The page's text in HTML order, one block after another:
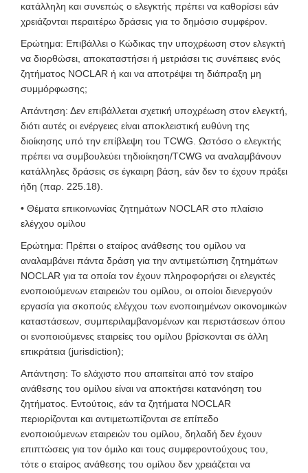
κατάλληλη και συνεπώς ο ελεγκτής πρέπει να καθορίσει εάν
χρειάζονται περαιτέρω δράσεις για το δημόσιο συμφέρον.
Ερώτημα: Επιβάλλει ο Κώδικας την υποχρέωση στον ελεγκτή
να διορθώσει, αποκαταστήσει ή μετριάσει τις συνέπειες ενός
ζητήματος NOCLAR ή και να αποτρέψει τη διάπραξη μη
συμμόρφωσης;
Απάντηση: Δεν επιβάλλεται σχετική υποχρέωση στον ελεγκτή,
διότι αυτές οι ενέργειες είναι αποκλειστική ευθύνη της
διοίκησης υπό την επίβλεψη του TCWG. Ωστόσο ο ελεγκτής
πρέπει να συμβουλεύει τηδιοίκηση/TCWG να αναλαμβάνουν
κατάλληλες δράσεις σε έγκαιρη βάση, εάν δεν το έχουν πράξει
ήδη (παρ. 225.18).
• Θέματα επικοινωνίας ζητημάτων NOCLAR στο πλαίσιο
ελέγχου ομίλου
Ερώτημα: Πρέπει ο εταίρος ανάθεσης του ομίλου να
αναλαμβάνει πάντα δράση για την αντιμετώπιση ζητημάτων
NOCLAR για τα οποία τον έχουν πληροφορήσει οι ελεγκτές
ενοποιούμενων εταιρειών του ομίλου, οι οποίοι διενεργούν
εργασία για σκοπούς ελέγχου των ενοποιημένων οικονομικών
καταστάσεων, συμπεριλαμβανομένων και περιστάσεων όπου
οι ενοποιούμενες εταιρείες του ομίλου βρίσκονται σε άλλη
επικράτεια (jurisdiction);
Απάντηση: Το ελάχιστο που απαιτείται από τον εταίρο
ανάθεσης του ομίλου είναι να αποκτήσει κατανόηση του
ζητήματος. Εντούτοις, εάν τα ζητήματα NOCLAR
περιορίζονται και αντιμετωπίζονται σε επίπεδο
ενοποιούμενων εταιρειών του ομίλου, δηλαδή δεν έχουν
επιπτώσεις για τον όμιλο και τους συμφεροντούχους του,
τότε ο εταίρος ανάθεσης του ομίλου δεν χρειάζεται να